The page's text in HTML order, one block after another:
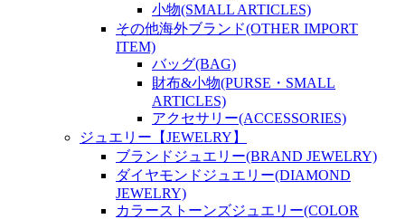
小物(SMALL ARTICLES)
その他海外ブランド(OTHER IMPORT
ITEM)
バッグ(BAG)
財布&小物(PURSE・SMALL
ARTICLES)
アクセサリー(ACCESSORIES)
ジュエリー【JEWELRY】
ブランドジュエリー(BRAND JEWELRY)
ダイヤモンドジュエリー(DIAMOND
JEWELRY)
カラーストーンズジュエリー(COLOR